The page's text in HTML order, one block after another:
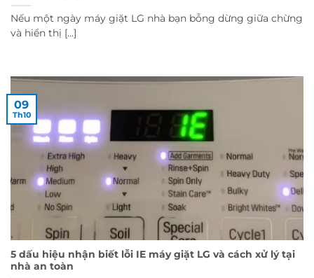
Nếu một ngày máy giặt LG nhà bạn bỗng dừng giữa chừng
và hiển thị [...]
5 dấu hiệu nhận biết lỗi IE máy giặt LG và cách xử lý tại
nhà an toàn
09
Th10